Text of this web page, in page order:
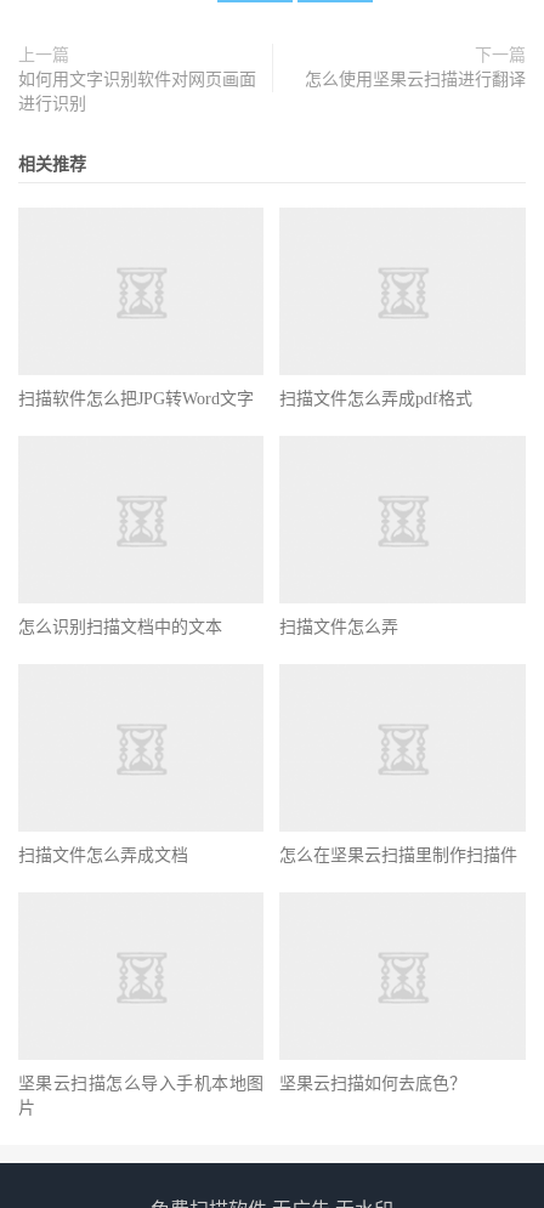
上一篇
如何用文字识别软件对网页画面
进行识别
下一篇
怎么使用坚果云扫描进行翻译
相关推荐
扫描软件怎么把JPG转Word文字 扫描文件怎么弄成pdf格式
怎么识别扫描文档中的文本 扫描文件怎么弄
扫描文件怎么弄成文档 怎么在坚果云扫描里制作扫描件
坚果云扫描怎么导入手机本地图
片
坚果云扫描如何去底色？